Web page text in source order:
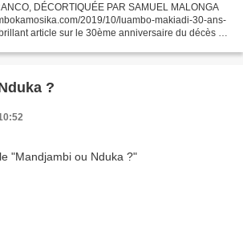
DÉCORTIQUÉE PAR SAMUEL MALONGA
2019/10/luambo-makiadi-30-ans-
article sur le 30ème anniversaire du décès de
?